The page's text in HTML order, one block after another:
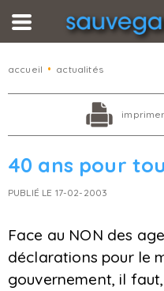
accueil • actualités
imprimer
40 ans pour
PUBLIÉ LE 17-02-2003
Face au NON des
déclarations pour le
gouvernement, il